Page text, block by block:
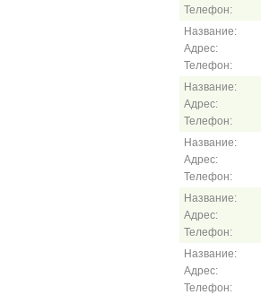
Телефон:
Название:
Адрес:
Телефон:
Название:
Адрес:
Телефон:
Название:
Адрес:
Телефон:
Название:
Адрес:
Телефон:
Название:
Адрес:
Телефон: